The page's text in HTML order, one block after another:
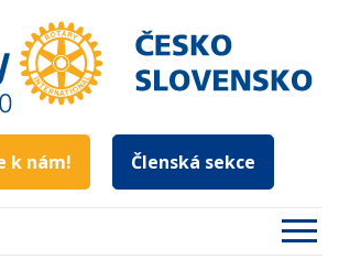
k nám! Členská sekce